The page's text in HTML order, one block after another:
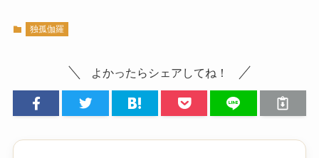
独孤伽羅
よかったらシェアしてね！